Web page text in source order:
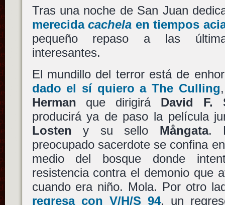
Tras una noche de San Juan
merecidacachela en tiempos
pequeño repaso a las
interesantes.
El mundillo del terror está de
dado el sí quiero aThe Culling
Herman que dirigirá David F.
producirá ya de paso la película
Losten y su sello Mångata.
preocupado sacerdote se confina
medio del bosque donde
resistencia contra el demonio que
cuando era niño. Mola. Por otro
regresa con V/H/S 94, un